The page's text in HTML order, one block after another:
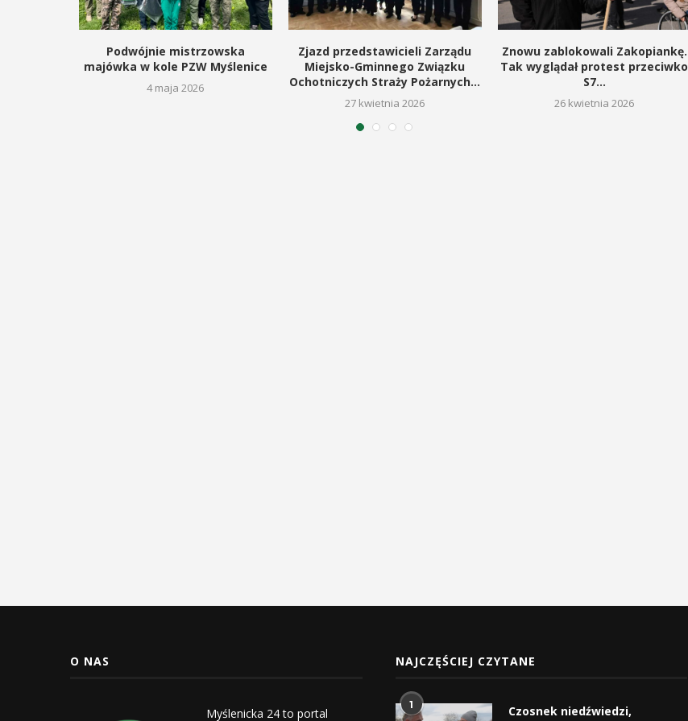
Podwójnie mistrzowska
majówka w kole PZW Myślenice
4 maja 2026
Zjazd przedstawicieli Zarządu
Miejsko-Gminnego Związku
Ochotniczych Straży Pożarnych...
27 kwietnia 2026
Znowu zablokowali Zakopiankę.
Tak wyglądał protest przeciwko
S7...
26 kwietnia 2026
O NAS
Myślenicka 24 to portal
NAJCZĘŚCIEJ CZYTANE
1
Czosnek niedźwiedzi,